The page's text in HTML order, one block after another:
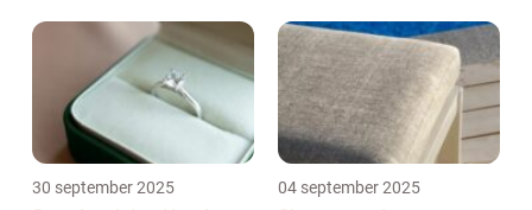
30 september 2025 04 september 2025